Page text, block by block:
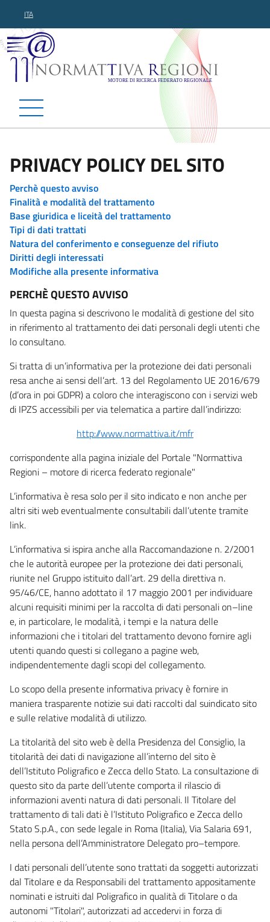
ITA
Normattiva Regioni -
PRIVACY POLICY DEL SITO
Perchè questo avviso
Finalità e modalità del trattamento
Base giuridica e liceità del trattamento
Tipi di dati trattati
Natura del conferimento e conseguenze del rifiuto
Diritti degli interessati
Modifiche alla presente informativa
PERCHÈ QUESTO AVVISO
In questa pagina si descrivono le modalità di gestione del sito
in riferimento al trattamento dei dati personali degli utenti che
lo consultano.
Si tratta di un’informativa per la protezione dei dati personali
resa anche ai sensi dell’art. 13 del Regolamento UE 2016/679
(d’ora in poi GDPR) a coloro che interagiscono con i servizi web
di IPZS accessibili per via telematica a partire dall’indirizzo:
http://www.normattiva.it/mfr
corrispondente alla pagina iniziale del Portale "Normattiva
Regioni – motore di ricerca federato regionale"
L’informativa è resa solo per il sito indicato e non anche per
altri siti web eventualmente consultabili dall’utente tramite
link.
L’informativa si ispira anche alla Raccomandazione n. 2/2001
che le autorità europee per la protezione dei dati personali,
riunite nel Gruppo istituito dall’art. 29 della direttiva n.
95/46/CE, hanno adottato il 17 maggio 2001 per individuare
alcuni requisiti minimi per la raccolta di dati personali on–line
e, in particolare, le modalità, i tempi e la natura delle
informazioni che i titolari del trattamento devono fornire agli
utenti quando questi si collegano a pagine web,
indipendentemente dagli scopi del collegamento.
Lo scopo della presente informativa privacy è fornire in
maniera trasparente notizie sui dati raccolti dal suindicato sito
e sulle relative modalità di utilizzo.
La titolarità del sito web è della Presidenza del Consiglio, la
titolarità dei dati di navigazione all’interno del sito è
dell’Istituto Poligrafico e Zecca dello Stato. La consultazione di
questo sito da parte dell’utente comporta il rilascio di
informazioni aventi natura di dati personali. Il Titolare del
trattamento di tali dati è l’Istituto Poligrafico e Zecca dello
Stato S.p.A., con sede legale in Roma (Italia), Via Salaria 691,
nella persona dell’Amministratore Delegato pro–tempore.
I dati personali dell’utente sono trattati da soggetti autorizzati
dal Titolare e da Responsabili del trattamento appositamente
nominati e istruiti dal Poligrafico in qualità di Titolare o da
autonomi "Titolari", autorizzati ad accedervi in forza di